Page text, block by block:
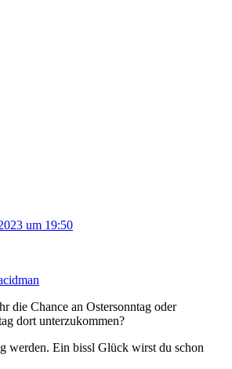
um 19:50
die Chance an Ostersonntag oder
dort unterzukommen?
werden. Ein bissl Glück wirst du schon